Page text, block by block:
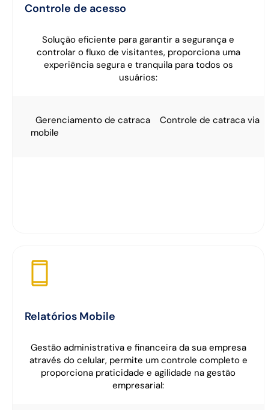
Controle de acesso
Solução eficiente para garantir a segurança e
controlar o fluxo de visitantes, proporciona uma
experiência segura e tranquila para todos os
usuários:
Gerenciamento de catraca
Controle de catraca via
mobile
Relatórios Mobile
Gestão administrativa e financeira da sua empresa
através do celular, permite um controle completo e
proporciona praticidade e agilidade na gestão
empresarial: